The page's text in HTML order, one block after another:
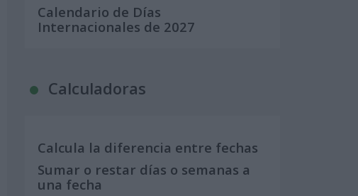
Calendario de Días
Internacionales de 2027
Calculadoras
Calcula la diferencia entre fechas
Sumar o restar días o semanas a
una fecha